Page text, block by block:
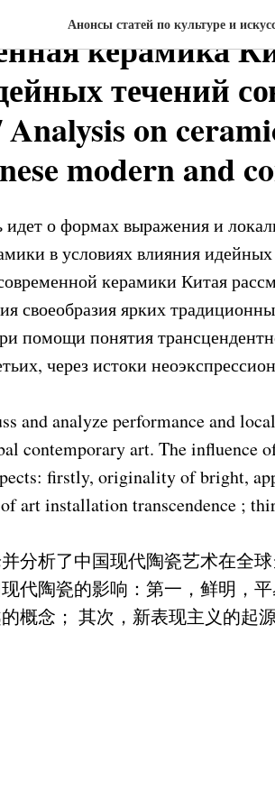
Анонсы статей по культуре и
керамика
течений
Analysis on
modern and
идет о формах выражения и
в условиях влияния
керамики Китая
своеобразия ярких
помощи понятия
через истоки
and analyze performance and
contemporary art. The influence
firstly, originality of bright,
art installation transcendence ;
分析了中国现代陶瓷艺术在全球
代陶瓷的影响：第一，鲜明，
概念； 其次，新表现主义的起源